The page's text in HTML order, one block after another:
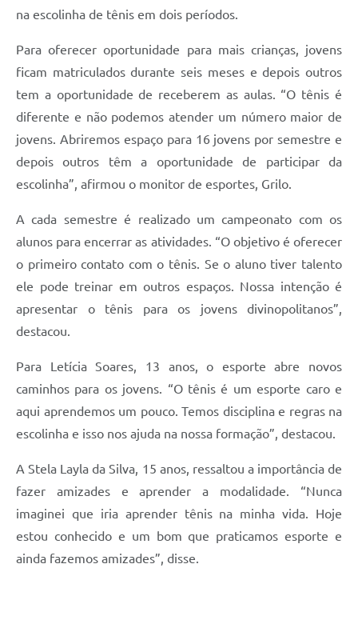
na escolinha de tênis em dois períodos.
Para oferecer oportunidade para mais crianças, jovens
ficam matriculados durante seis meses e depois outros
tem a oportunidade de receberem as aulas. “O tênis é
diferente e não podemos atender um número maior de
jovens. Abriremos espaço para 16 jovens por semestre e
depois outros têm a oportunidade de participar da
escolinha”, afirmou o monitor de esportes, Grilo.
A cada semestre é realizado um campeonato com os
alunos para encerrar as atividades. “O objetivo é oferecer
o primeiro contato com o tênis. Se o aluno tiver talento
ele pode treinar em outros espaços. Nossa intenção é
apresentar o tênis para os jovens divinopolitanos”,
destacou.
Para Letícia Soares, 13 anos, o esporte abre novos
caminhos para os jovens. “O tênis é um esporte caro e
aqui aprendemos um pouco. Temos disciplina e regras na
escolinha e isso nos ajuda na nossa formação”, destacou.
A Stela Layla da Silva, 15 anos, ressaltou a importância de
fazer amizades e aprender a modalidade. “Nunca
imaginei que iria aprender tênis na minha vida. Hoje
estou conhecido e um bom que praticamos esporte e
ainda fazemos amizades”, disse.